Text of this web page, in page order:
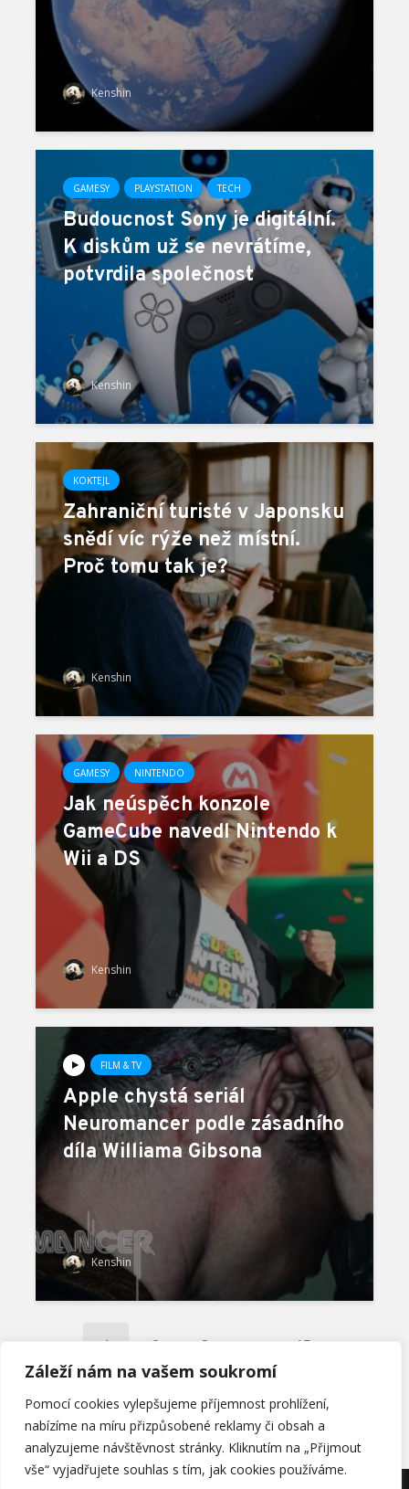
Záleží nám na vašem soukromí
Pomocí cookies vylepšujeme příjemnost prohlížení,
nabízíme na míru přizpůsobené reklamy či obsah a
analyzujeme návštěvnost stránky. Kliknutím na „Přijmout
vše“ vyjadřujete souhlas s tím, jak cookies používáme.
Kenshin
GAMESY PLAYSTATION TECH
Budoucnost Sony je digitální.
K diskům už se nevrátíme,
potvrdila společnost
Kenshin
KOKTEJL
Zahraniční turisté v Japonsku
snědí víc rýže než místní.
Proč tomu tak je?
Kenshin
GAMESY NINTENDO
Jak neúspěch konzole
GameCube navedl Nintendo k
Wii a DS
Kenshin
FILM & TV
Apple chystá seriál
Neuromancer podle zásadního
díla Williama Gibsona
Kenshin
1 2 3 … 15